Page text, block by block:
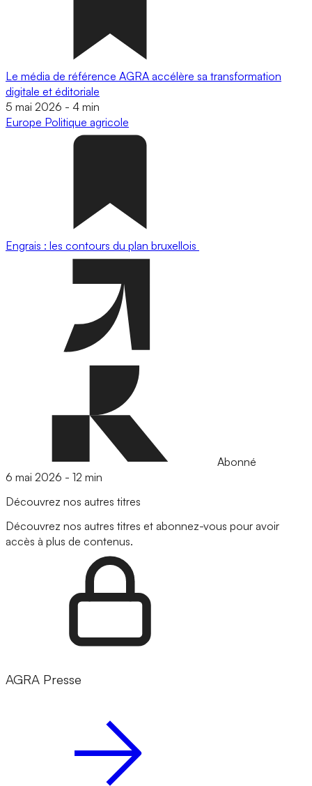
Le média de référence AGRA accélère sa transformation
digitale et éditoriale
5 mai 2026 - 4 min
Europe Politique agricole
Engrais : les contours du plan bruxellois
Abonné
6 mai 2026 - 12 min
Découvrez nos autres titres
Découvrez nos autres titres et abonnez-vous pour avoir
accès à plus de contenus.
AGRA Presse